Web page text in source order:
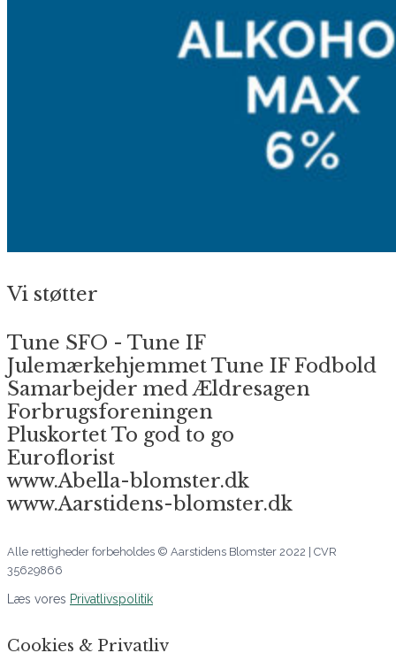
Vi støtter
Tune SFO - Tune IF
Julemærkehjemmet Tune IF Fodbold
Samarbejder med Ældresagen
Forbrugsforeningen
Pluskortet To god to go
Euroflorist
www.Abella-blomster.dk
www.Aarstidens-blomster.dk
Alle rettigheder forbeholdes © Aarstidens Blomster 2022 | CVR
35629866
Læs vores Privatlivspolitik
Cookies & Privatliv